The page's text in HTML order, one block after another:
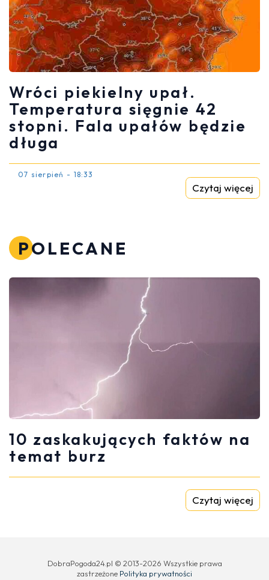
Wróci piekielny upał.
Temperatura sięgnie 42
stopni. Fala upałów będzie
długa
07 sierpień - 18:33
Czytaj więcej
POLECANE
10 zaskakujących faktów na
temat burz
Czytaj więcej
DobraPogoda24.pl © 2013-2026 Wszystkie prawa
zastrzeżone Polityka prywatności